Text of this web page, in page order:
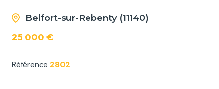
Belfort-sur-Rebenty (11140)
25 000 €
Référence 2802